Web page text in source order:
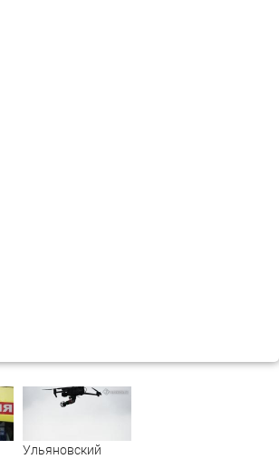
Ульяновский